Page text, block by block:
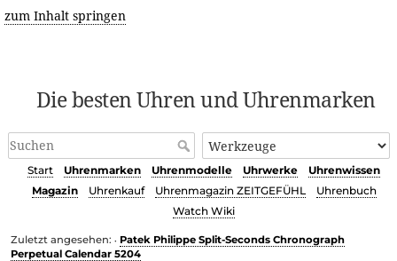
zum Inhalt springen
Die besten Uhren und Uhrenmarken
Start Uhrenmarken Uhrenmodelle Uhrwerke
Uhrenwissen
Magazin
Uhrenkauf Uhrenmagazin ZEITGEFÜHL
Uhrenbuch
Watch Wiki
Zuletzt angesehen: • Patek Philippe Split-Seconds Chronograph
Perpetual Calendar 5204